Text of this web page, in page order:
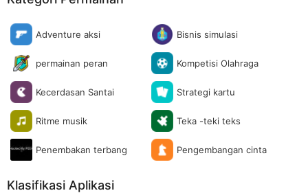
Adventure aksi Bisnis simulasi
permainan peran Kompetisi Olahraga
Kecerdasan Santai Strategi kartu
Ritme musik Teka -teki teks
Penembakan terbang Pengembangan cinta
Klasifikasi Aplikasi